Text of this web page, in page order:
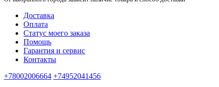
Доставка
Оплата
Статус моего заказа
Помощь
Гарантия и сервис
Контакты
+78002006664 +74952041456